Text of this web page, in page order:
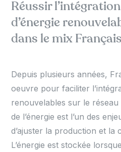
Réussir
d’énergie
dans le mix
Depuis plusieurs années,
oeuvre pour faciliter
renouvelables sur le
de l’énergie est l’un des
d’ajuster la production et la
L’énergie est stockée